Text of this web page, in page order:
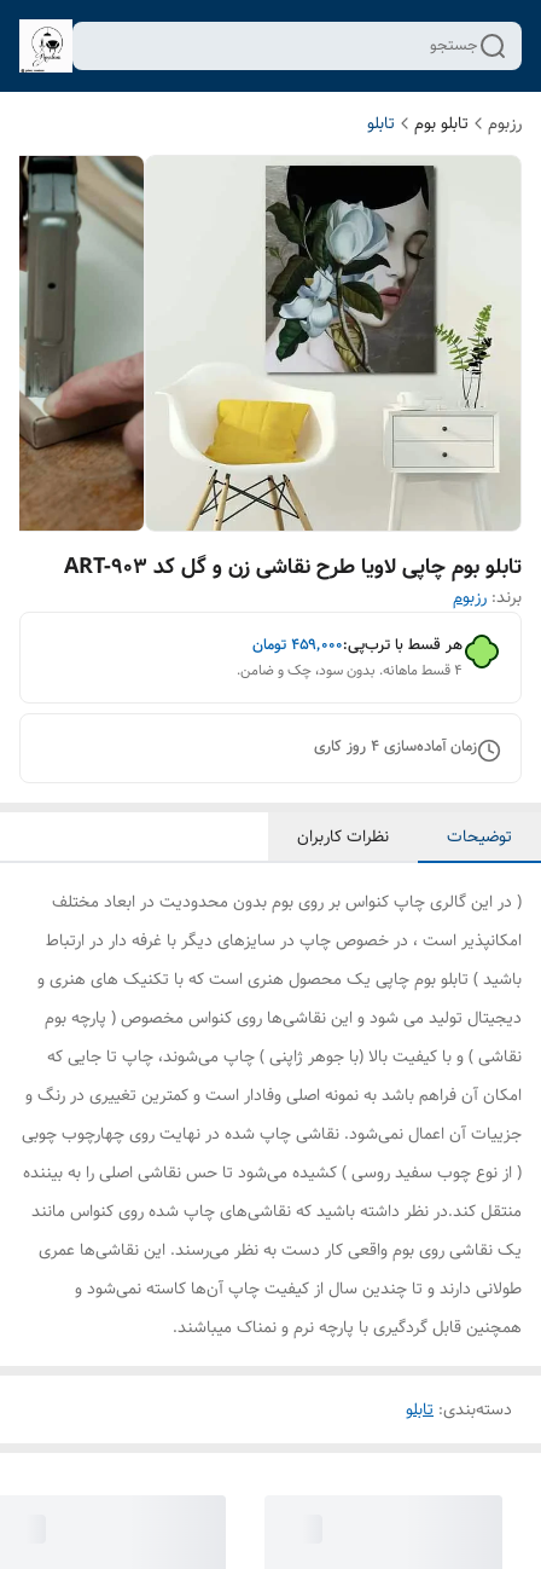
جستجو
رزبوم تابلو بوم تابلو
تابلو بوم چاپی لاویا طرح نقاشی زن و گل کد ART-903
برند: رزبوم
هر قسط با ترب‌پی:۴۵۹٬۰۰۰تومان
۴ قسط ماهانه. بدون سود، چک و ضامن.
زمان آماده‌سازی4روز کاری
توضیحات نظرات کاربران
( در این گالری چاپ کنواس بر روی بوم بدون محدودیت در ابعاد مختلف
امکانپذیر است ، در خصوص چاپ در سایزهای دیگر با غرفه دار در ارتباط
باشید ) تابلو بوم چاپی یک محصول هنری است که با تکنیک های هنری و
دیجیتال تولید می شود و این نقاشی‌ها روی کنواس مخصوص ( پارچه بوم
نقاشی ) و با کیفیت بالا (با جوهر ژاپنی ) چاپ می‌شوند، چاپ تا جایی که
امکان آن فراهم باشد به نمونه اصلی وفادار است و کمترین تغییری در رنگ و
جزییات آن اعمال نمی‌شود. نقاشی چاپ شده در نهایت روی چهارچوب چوبی
( از نوع چوب سفید روسی ) کشیده می‌شود تا حس نقاشی اصلی را به بیننده
منتقل کند.در نظر داشته باشید که نقاشی‌های چاپ شده روی کنواس مانند
یک نقاشی روی بوم واقعی کار دست به نظر می‌رسند. این نقاشی‌ها عمری
طولانی دارند و تا چندین سال از کیفیت چاپ آن‌ها کاسته نمی‌شود و
همچنین قابل گردگیری با پارچه نرم و نمناک میباشند.
دسته‌بندی: تابلو